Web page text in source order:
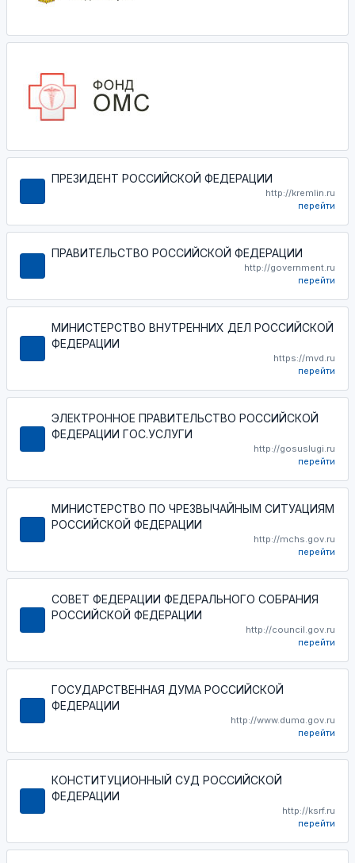
ПРЕЗИДЕНТ РОССИЙСКОЙ ФЕДЕРАЦИИ
http://kremlin.ru
перейти
ПРАВИТЕЛЬСТВО РОССИЙСКОЙ ФЕДЕРАЦИИ
http://government.ru
перейти
МИНИСТЕРСТВО ВНУТРЕННИХ ДЕЛ РОССИЙСКОЙ
ФЕДЕРАЦИИ
https://mvd.ru
перейти
ЭЛЕКТРОННОЕ ПРАВИТЕЛЬСТВО РОССИЙСКОЙ
ФЕДЕРАЦИИ ГОС.УСЛУГИ
http://gosuslugi.ru
перейти
МИНИСТЕРСТВО ПО ЧРЕЗВЫЧАЙНЫМ СИТУАЦИЯМ
РОССИЙСКОЙ ФЕДЕРАЦИИ
http://mchs.gov.ru
перейти
СОВЕТ ФЕДЕРАЦИИ ФЕДЕРАЛЬНОГО СОБРАНИЯ
РОССИЙСКОЙ ФЕДЕРАЦИИ
http://council.gov.ru
перейти
ГОСУДАРСТВЕННАЯ ДУМА РОССИЙСКОЙ
ФЕДЕРАЦИИ
http://www.duma.gov.ru
перейти
КОНСТИТУЦИОННЫЙ СУД РОССИЙСКОЙ
ФЕДЕРАЦИИ
http://ksrf.ru
перейти